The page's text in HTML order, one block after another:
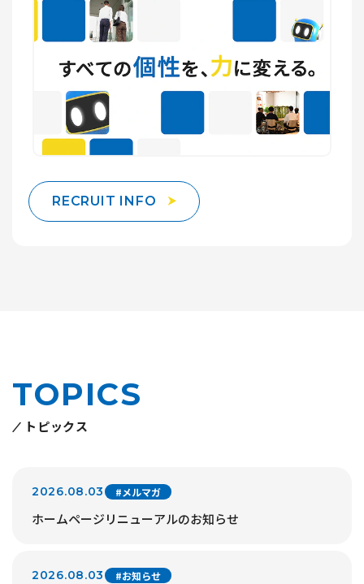
RECRUIT INFO
TOPICS
トピックス
2026.08.03 #メルマガ
ホームページリニューアルのお知らせ
2026.08.03 #お知らせ